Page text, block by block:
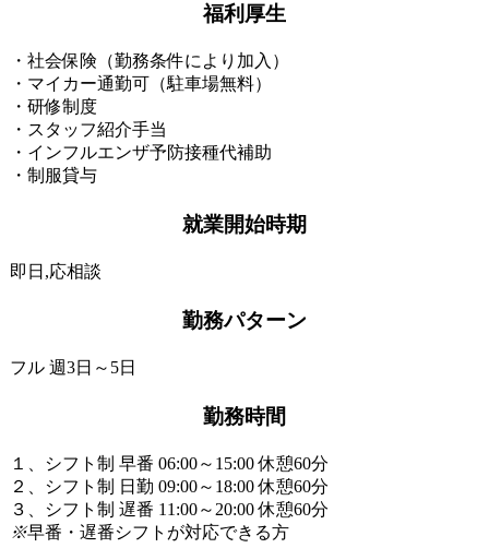
福利厚生
・社会保険（勤務条件により加入）
・マイカー通勤可（駐車場無料）
・研修制度
・スタッフ紹介手当
・インフルエンザ予防接種代補助
・制服貸与
就業開始時期
即日,応相談
勤務パターン
フル 週3日～5日
勤務時間
１、シフト制 早番 06:00～15:00 休憩60分
２、シフト制 日勤 09:00～18:00 休憩60分
３、シフト制 遅番 11:00～20:00 休憩60分
※早番・遅番シフトが対応できる方